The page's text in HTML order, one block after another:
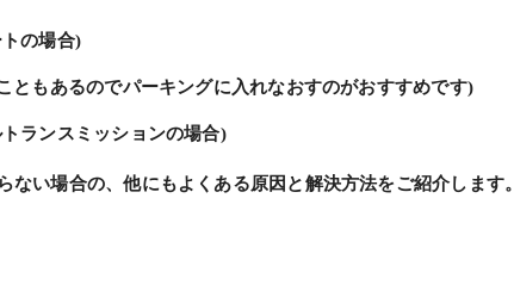
の場合)
もあるのでパーキングに入れなおすのがおすすめです)
ランスミッションの場合)
い場合の、他にもよくある原因と解決方法をご紹介します。